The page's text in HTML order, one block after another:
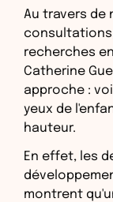
Au travers de
recherches
Catherine
approche :
yeux de
hauteur.
En effet, les
montrent